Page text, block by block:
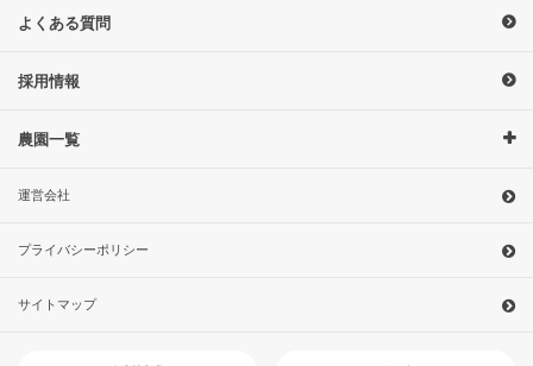
よくある質問
採用情報
農園一覧
運営会社
プライバシーポリシー
サイトマップ